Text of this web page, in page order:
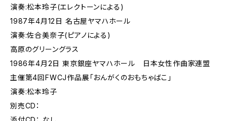
演奏:松本玲子(エレクトーンによる)
1987年4月12日 名古屋ヤマハホール
演奏:佐合美奈子(ピアノによる)
高原のグリーングラス
1986年4月2日 東京銀座ヤマハホール 日本女性作曲家連盟
主催第4回FWCJ作品展「おんがくのおもちゃばこ」
演奏:松本玲子
別売CD：